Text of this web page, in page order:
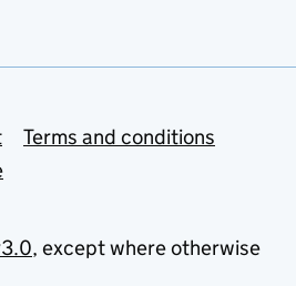
Terms and conditions
, except where otherwise